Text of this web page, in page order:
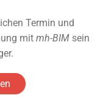
Termin und
mit mh-BIMsein